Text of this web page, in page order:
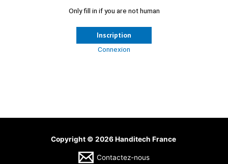
Only fill in if you are not human
Connexion
Copyright © 2026 Handitech France
Contactez-nous